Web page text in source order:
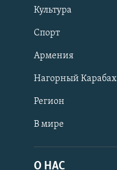
Культура
Спорт
Армения
Нагорный Карабах
Регион
В мире
О НАС